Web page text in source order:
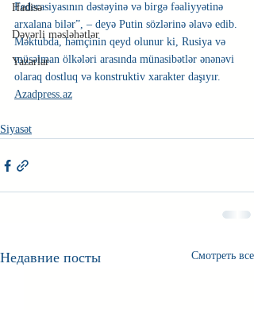
Hadisə
Dəyərli məsləhətlər
Yazarlar
Federasiyasının dəstəyinə və birgə fəaliyyətinə
arxalana bilər”, – deyə Putin sözlərinə əlavə edib.
Məktubda, həmçinin qeyd olunur ki, Rusiya və
müsəlman ölkələri arasında münasibətlər ənənəvi
olaraq dostluq və konstruktiv xarakter daşıyır.
Azadpress.az
Siyasət
Недавние посты Смотреть все